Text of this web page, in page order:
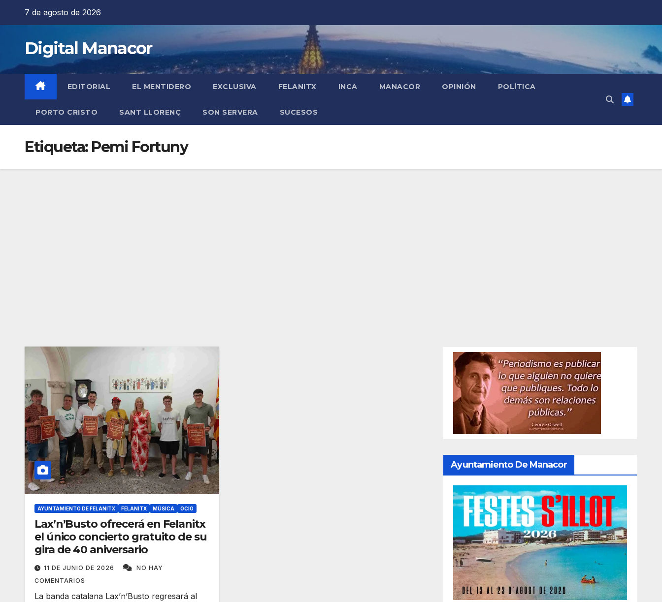
7 de agosto de 2026
Digital Manacor
EDITORIAL EL MENTIDERO EXCLUSIVA FELANITX INCA MANACOR OPINIÓN POLÍTICA
PORTO CRISTO SANT LLORENÇ SON SERVERA SUCESOS
Etiqueta: Pemi Fortuny
AYUNTAMIENTO DE FELANITX FELANITX MÚSICA OCIO
Lax’n’Busto ofrecerá en Felanitx
el único concierto gratuito de su
gira de 40 aniversario
11 DE JUNIO DE 2026
NO HAY
COMENTARIOS
La banda catalana Lax’n’Busto regresará al
Ayuntamiento De Manacor